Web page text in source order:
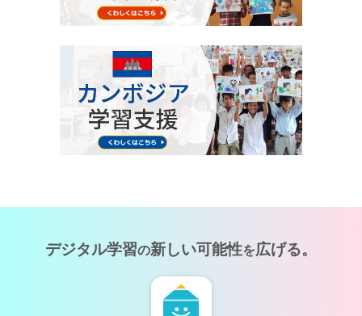
デジタル学習の新しい可能性を広げる。